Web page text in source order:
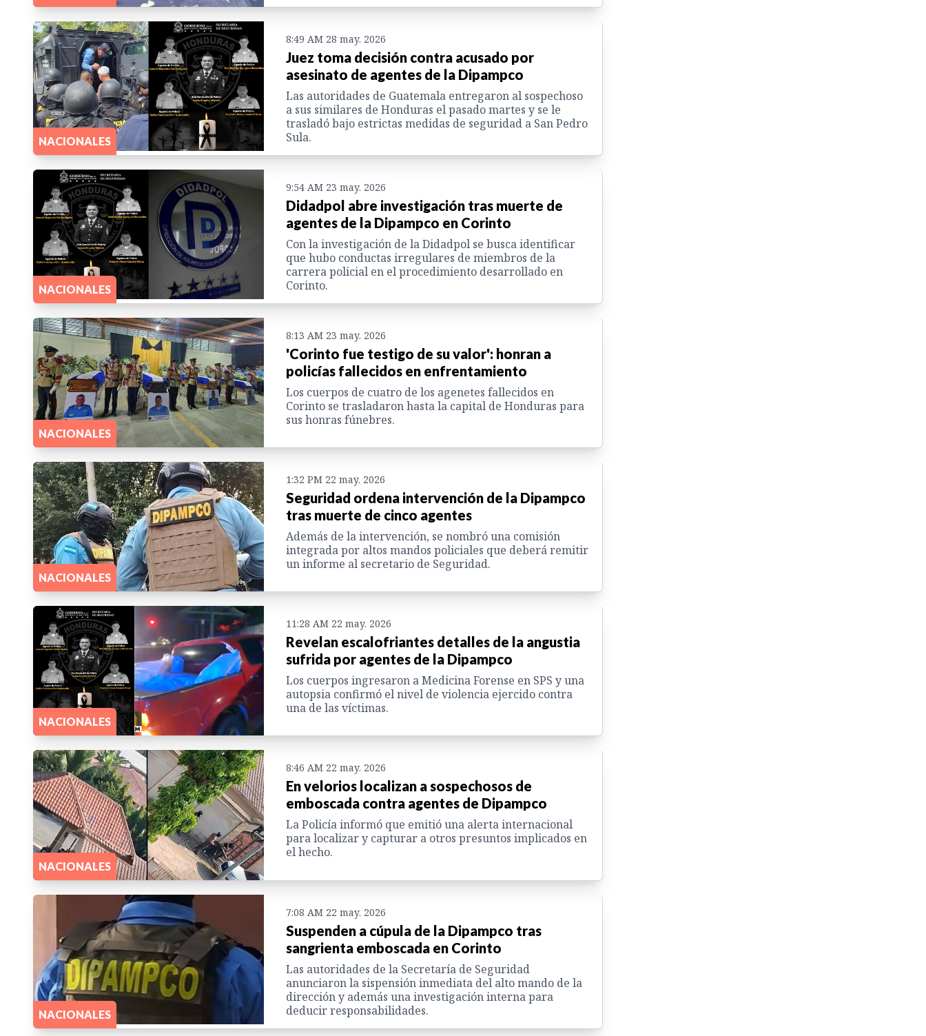
NACIONALES
8:49 AM 28 may. 2026
Juez toma decisión contra acusado por
asesinato de agentes de la Dipampco
Las autoridades de Guatemala entregaron al sospechoso
a sus similares de Honduras el pasado martes y se le
trasladó bajo estrictas medidas de seguridad a San Pedro
Sula.
NACIONALES
9:54 AM 23 may. 2026
Didadpol abre investigación tras muerte de
agentes de la Dipampco en Corinto
Con la investigación de la Didadpol se busca identificar
que hubo conductas irregulares de miembros de la
carrera policial en el procedimiento desarrollado en
Corinto.
NACIONALES
8:13 AM 23 may. 2026
'Corinto fue testigo de su valor': honran a
policías fallecidos en enfrentamiento
Los cuerpos de cuatro de los agenetes fallecidos en
Corinto se trasladaron hasta la capital de Honduras para
sus honras fúnebres.
NACIONALES
1:32 PM 22 may. 2026
Seguridad ordena intervención de la Dipampco
tras muerte de cinco agentes
Además de la intervención, se nombró una comisión
integrada por altos mandos policiales que deberá remitir
un informe al secretario de Seguridad.
NACIONALES
11:28 AM 22 may. 2026
Revelan escalofriantes detalles de la angustia
sufrida por agentes de la Dipampco
Los cuerpos ingresaron a Medicina Forense en SPS y una
autopsia confirmó el nivel de violencia ejercido contra
una de las víctimas.
NACIONALES
8:46 AM 22 may. 2026
En velorios localizan a sospechosos de
emboscada contra agentes de Dipampco
La Policía informó que emitió una alerta internacional
para localizar y capturar a otros presuntos implicados en
el hecho.
NACIONALES
7:08 AM 22 may. 2026
Suspenden a cúpula de la Dipampco tras
sangrienta emboscada en Corinto
Las autoridades de la Secretaría de Seguridad
anunciaron la sispensión inmediata del alto mando de la
dirección y además una investigación interna para
deducir responsabilidades.